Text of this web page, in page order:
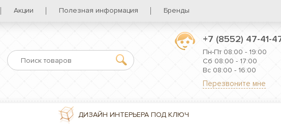
Акции Полезная информация Бренды
+7 (8552) 47-41-
Пн-Пт 08:00 - 19:00
Сб 08:00 - 17:00
Вс 08:00 - 16:00
Перезвоните мне
ДИЗАЙН ИНТЕРЬЕРА ПОД КЛЮЧ